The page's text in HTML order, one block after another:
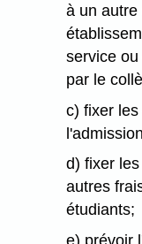
à un
service
par le
c) fixer
d) fixer
autres
étudiants;